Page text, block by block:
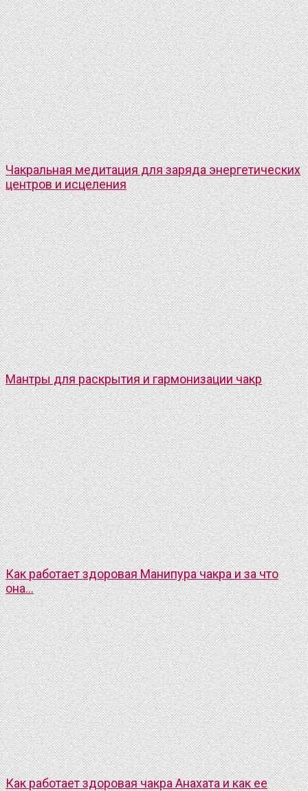
Чакральная медитация для заряда энергетических
центров и исцеления
Мантры для раскрытия и гармонизации чакр
Как работает здоровая Манипура чакра и за что
она...
Как работает здоровая чакра Анахата и как ее